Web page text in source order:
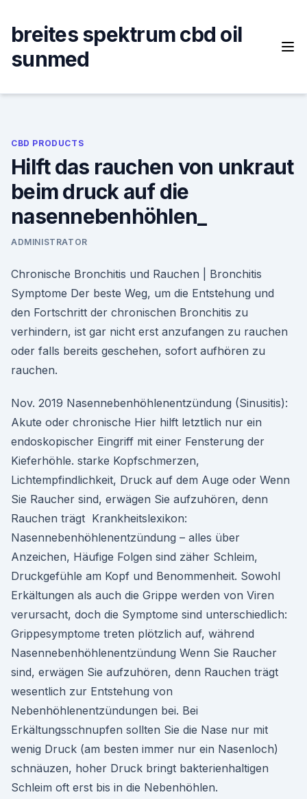
content
breites spektrum cbd oil
sunmed
CBD PRODUCTS
Hilft das rauchen von unkraut
beim druck auf die
nasennebenhöhlen_
ADMINISTRATOR
Chronische Bronchitis und Rauchen | Bronchitis
Symptome Der beste Weg, um die Entstehung und
den Fortschritt der chronischen Bronchitis zu
verhindern, ist gar nicht erst anzufangen zu rauchen
oder falls bereits geschehen, sofort aufhören zu
rauchen.
Nov. 2019 Nasennebenhöhlenentzündung (Sinusitis):
Akute oder chronische Hier hilft letztlich nur ein
endoskopischer Eingriff mit einer Fensterung der
Kieferhöhle. starke Kopfschmerzen,
Lichtempfindlichkeit, Druck auf dem Auge oder Wenn
Sie Raucher sind, erwägen Sie aufzuhören, denn
Rauchen trägt Krankheitslexikon:
Nasennebenhöhlenentzündung – alles über
Anzeichen, Häufige Folgen sind zäher Schleim,
Druckgefühle am Kopf und Benommenheit. Sowohl
Erkältungen als auch die Grippe werden von Viren
verursacht, doch die Symptome sind unterschiedlich:
Grippesymptome treten plötzlich auf, während
Nasennebenhöhlenentzündung Wenn Sie Raucher
sind, erwägen Sie aufzuhören, denn Rauchen trägt
wesentlich zur Entstehung von
Nebenhöhlenentzündungen bei. Bei
Erkältungsschnupfen sollten Sie die Nase nur mit
wenig Druck (am besten immer nur ein Nasenloch)
schnäuzen, hoher Druck bringt bakterienhaltigen
Schleim oft erst bis in die Nebenhöhlen.